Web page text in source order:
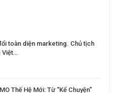
toàn diện marketing. Chủ tịch
Việt…
Thế Hệ Mới: Từ “Kể Chuyện”